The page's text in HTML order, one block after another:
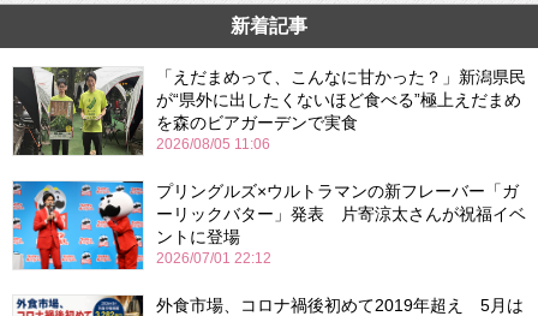
新着記事
「えだまめって、こんなに甘かった？」新潟県民
が“県外に出したくないほど食べる”極上えだまめ
を森のビアガーデンで実食
2026/08/05 11:06
プリングルズ×ウルトラマンの新フレーバー「ガ
ーリックバター」発表 片寄涼太さんが祝福イベ
ントに登場
2026/07/01 22:12
外食市場、コロナ禍後初めて2019年超え 5月は